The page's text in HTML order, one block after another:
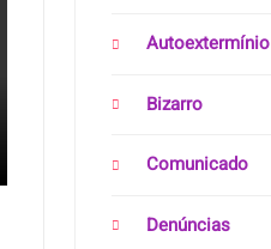
Autoextermínio
Bizarro
Comunicado
Denúncias